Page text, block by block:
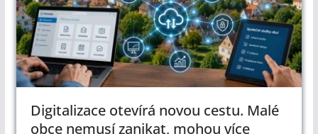
Digitalizace otevírá novou cestu. Malé
obce nemusí zanikat, mohou více